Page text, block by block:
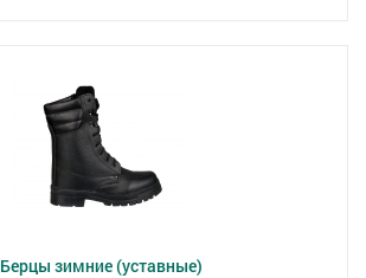
Берцы зимние (уставные)